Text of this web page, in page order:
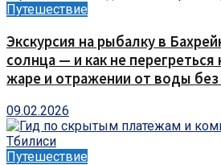
Путешествие
Экскурсия на рыбалку в
солнца — и как не
жаре и отражении от воды
09.02.2026
Путешествие